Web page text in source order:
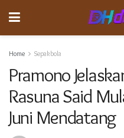
Home Sepakbola
Pramono
Rasuna Said
Juni Mendatang